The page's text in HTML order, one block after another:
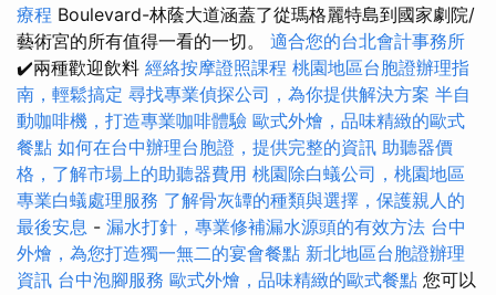
療程 Boulevard-林蔭大道涵蓋了從瑪格麗特島到國家劇院/
藝術宮的所有值得一看的一切。 適合您的台北會計事務所
✔️兩種歡迎飲料 經絡按摩證照課程 桃園地區台胞證辦理指
南，輕鬆搞定 尋找專業偵探公司，為你提供解決方案 半自
動咖啡機，打造專業咖啡體驗 歐式外燴，品味精緻的歐式
餐點 如何在台中辦理台胞證，提供完整的資訊 助聽器價
格，了解市場上的助聽器費用 桃園除白蟻公司，桃園地區
專業白蟻處理服務 了解骨灰罈的種類與選擇，保護親人的
最後安息 - 漏水打針，專業修補漏水源頭的有效方法 台中
外燴，為您打造獨一無二的宴會餐點 新北地區台胞證辦理
資訊 台中泡腳服務 歐式外燴，品味精緻的歐式餐點 您可以